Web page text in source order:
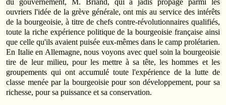
du gouvernement, M. Briand, qui a jadis propagé parmi les
ouvriers l'idée de la grève générale, ont mis au service des intérêts
de la bourgeoisie, à titre de chefs contre-révolutionnaires qualifiés,
toute la riche expérience politique de la bourgeoisie française ainsi
que celle qu'ils avaient puisée eux-mêmes dans le camp prolétarien.
En Italie en Allemagne, nous voyons avec quel soin la bourgeoisie
tire de leur milieu, pour les mettre à sa tête, les hommes et les
groupements qui ont accumulé toute l'expérience de la lutte de
classe menée par la bourgeoisie pour son développement, pour sa
richesse, pour sa puissance et sa conservation.